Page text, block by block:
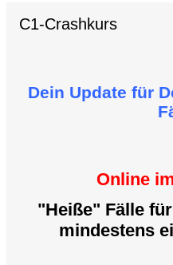
C1-Crashkurs
Dein Update für
Online
"Heiße" Fälle
mindestens